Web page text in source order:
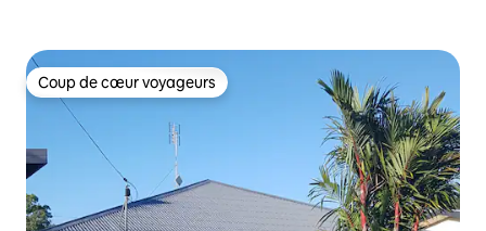
Coup de cœur voyageurs
Coup de cœur voyageurs